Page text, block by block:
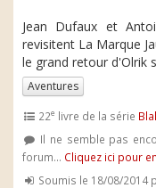
Jean Dufaux et
revisitent La Marque
le grand retour d'Olrik
Aventures
22e livre de la série
Il ne semble pas
forum... Cliquez ici pour
Soumis le 18/08/2014